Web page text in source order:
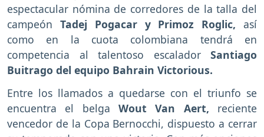
espectacular nómina de corredores de la talla del
campeón Tadej Pogacar y Primoz Roglic, así
como en la cuota colombiana tendrá en
competencia al talentoso escaladorSantiago
Buitrago del equipo Bahrain Victorious.
Entre los llamados a quedarse con el triunfo se
encuentra el belga Wout Van Aert, reciente
vencedor de la Copa Bernocchi, dispuesto a cerrar